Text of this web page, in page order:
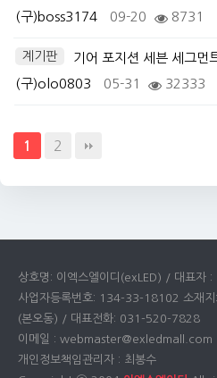
(구)boss3174
09-20 8731
계기판 기어 포지션 세븐 세그먼
(구)olo0803
05-31 32333
1 2
상호명: 이엑스엘이디(exLED) / 대표자 :
사업자등록번호: 134-33-18102 소재지
(본오동) / 대표전화: 031-520-7828
이메일 : webmaster@exledmall.com
개인정보책임관리자 : 최봉수